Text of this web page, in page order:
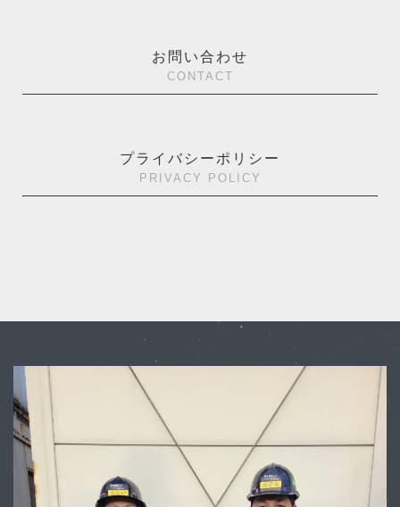
お問い合わせ
CONTACT
プライバシーポリシー
PRIVACY POLICY